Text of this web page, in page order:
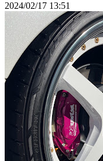
2024/02/17 13:51